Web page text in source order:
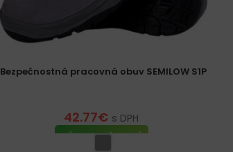
Bezpečnostná pracovná obuv SEMILOW S1P
42.77€ s DPH
VÝBER MOŽNOSTÍ